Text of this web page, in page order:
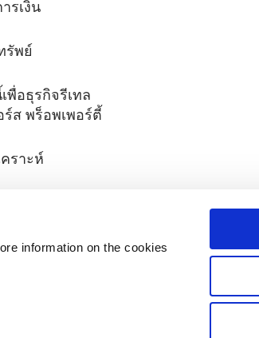
information on the cookies
รเงิน
รัพย์
พื่อธุรกิจรีเทล
ร์ส พร็อพเพอร์ตี้
ราะห์
ทุนสัมพันธ์